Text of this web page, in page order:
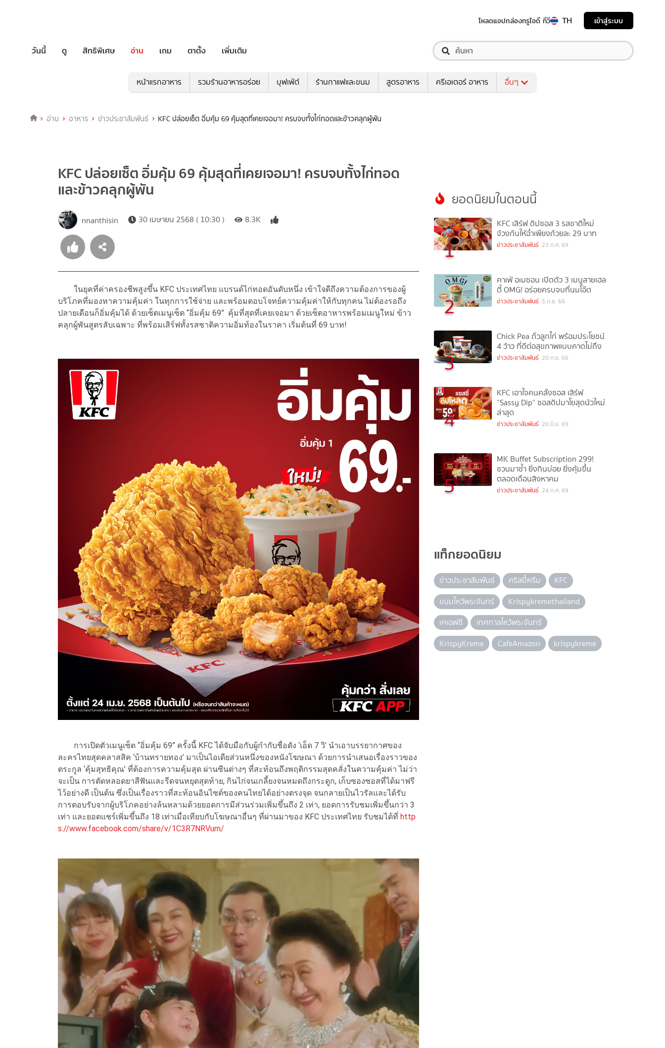
โหลดแอปกล่องทรูไอดี ทีวี TH เข้าสู่ระบบ
วันนี้ ดู สิทธิพิเศษ อ่าน เกม ตาตั้ง เพิ่มเติม
หน้าแรกอาหาร รวมร้านอาหารอร่อย บุฟเฟ่ต์ ร้านกาแฟและขนม สูตรอาหาร ครีเอเตอร์ อาหาร อื่นๆ
อ่าน อาหาร ข่าวประชาสัมพันธ์ KFC ปล่อยเซ็ต อิ่มคุ้ม 69 คุ้มสุดที่เคยเจอมา! ครบจบทั้งไก่ทอดและข้าวคลุกผู้พัน
KFC ปล่อยเซ็ต อิ่มคุ้ม 69 คุ้มสุดที่เคยเจอมา! ครบจบทั้งไก่ทอด
และข้าวคลุกผู้พัน
nnanthisin 30 เมษายน 2568 ( 10:30 ) 8.3K
ในยุคที่ค่าครองชีพสูงขึ้น KFC ประเทศไทย แบรนด์ไก่ทอดอันดับหนึ่ง เข้าใจดีถึงความต้องการของผู้
บริโภคที่มองหาความคุ้มค่า ในทุกการใช้จ่าย และพร้อมตอบโจทย์ความคุ้มค่าให้กับทุกคน ไม่ต้องรอถึง
ปลายเดือนก็อิ่มคุ้มได้ ด้วยเซ็ตเมนูเซ็ต “อิ่มคุ้ม 69” คุ้มที่สุดที่เคยเจอมา ด้วยเซ็ตอาหารพร้อมเมนูใหม่ ข้าว
คลุกผู้พันสูตรลับเฉพาะ ที่พร้อมเสิร์ฟทั้งรสชาติความอิ่มท้องในราคา เริ่มต้นที่ 69 บาท!
การเปิดตัวเมนูเซ็ต “อิ่มคุ้ม 69” ครั้งนี้ KFC ได้จับมือกับผู้กำกับชื่อดัง ‘เอ็ด 7 วิ’ นำเอาบรรยากาศของ
ละครไทยสุดคลาสสิค ‘บ้านทรายทอง’ มาเป็นไอเดียส่วนหนึ่งของหนังโฆษณา ด้วยการนำเสนอเรื่องราวของ
ตระกูล ‘คุ้มสุทธิคุณ’ ที่ต้องการความคุ้มสุด ผ่านซีนต่างๆ ที่สะท้อนถึงพฤติกรรมสุดคลั่งในความคุ้มค่า ไม่ว่า
จะเป็น การตัดหลอดยาสีฟันและรีดจนหยุดสุดท้าย, กินไก่จนเกลี้ยงจนหมดถึงกระดูก, เก็บซองซอสที่ได้มาฟรี
ไว้อย่างดี เป็นต้น ซึ่งเป็นเรื่องราวที่สะท้อนอินไซต์ของคนไทยได้อย่างตรงจุด จนกลายเป็นไวรัลและได้รับ
การตอบรับจากผู้บริโภคอย่างล้นหลามด้วยยอดการมีส่วนร่วมเพิ่มขึ้นถึง 2 เท่า, ยอดการรับชมเพิ่มขึ้นกว่า 3
เท่า และยอดแชร์เพิ่มขึ้นถึง 18 เท่าเมื่อเทียบกับโฆษณาอื่นๆ ที่ผ่านมาของ KFC ประเทศไทย รับชมได้ที่ http
s://www.facebook.com/share/v/1C3R7NRVum/
ยอดนิยมในตอนนี้
1
KFC เสิร์ฟ ดิปซอส 3 รสชาติใหม่
จ้วงกันให้ฉ่ำเพียงถ้วยละ 29 บาท
ข่าวประชาสัมพันธ์ 23 ก.ค. 69
2
คาเฟ่ อเมซอน เปิดตัว 3 เมนูสายเฮล
ตี้ OMG! อร่อยครบจบที่นมโอ๊ต
ข่าวประชาสัมพันธ์ 5 ก.ย. 66
3
Chick Pea ถั่วลูกไก่ พร้อมประโยชน์
4 ว้าว ที่ดีต่อสุขภาพแบบคาดไม่ถึง
ข่าวประชาสัมพันธ์ 20 ก.ย. 66
4
KFC เอาใจคนคลั่งซอส เสิร์ฟ
“Sassy Dip” ซอสดิปมาโยสุดนัวใหม่
ล่าสุด
ข่าวประชาสัมพันธ์ 20 มิ.ย. 69
5
MK Buffet Subscription 299!
ชวนมาซ้ำ ยิ่งกินบ่อย ยิ่งคุ้มขึ้น
ตลอดเดือนสิงหาคม
ข่าวประชาสัมพันธ์ 24 ก.ค. 69
แท็กยอดนิยม
ข่าวประชาสัมพันธ์ คริสปี้ครีม
KFC
ขนมไหว้พระจันทร์
Krispykremethailand
เคเอฟซี
เทศกาลไหว้พระจันทร์
KrispyKreme
CafeAmazon krispykreme